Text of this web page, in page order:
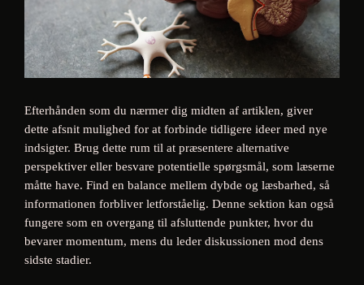
Efterhånden som du nærmer dig midten af artiklen, giver
dette afsnit mulighed for at forbinde tidligere ideer med nye
indsigter. Brug dette rum til at præsentere alternative
perspektiver eller besvare potentielle spørgsmål, som læserne
måtte have. Find en balance mellem dybde og læsbarhed, så
informationen forbliver letforståelig. Denne sektion kan også
fungere som en overgang til afsluttende punkter, hvor du
bevarer momentum, mens du leder diskussionen mod dens
sidste stadier.